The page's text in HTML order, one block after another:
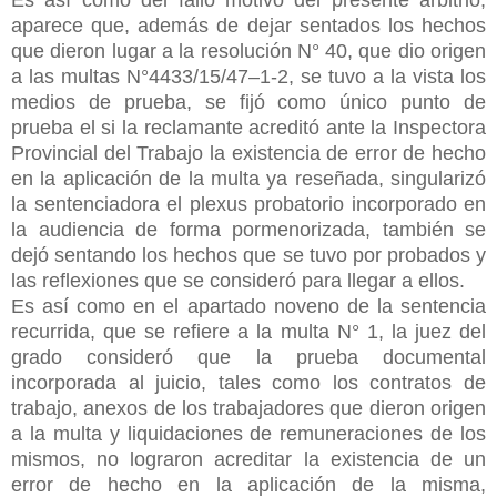
aparece que, además de dejar sentados los hechos
que dieron lugar a la resolución N° 40, que dio origen
a las multas N°4433/15/47–1-2, se tuvo a la vista los
medios de prueba, se fijó como único punto de
prueba el si la reclamante acreditó ante la Inspectora
Provincial del Trabajo la existencia de error de hecho
en la aplicación de la multa ya reseñada, singularizó
la sentenciadora el plexus probatorio incorporado en
la audiencia de forma pormenorizada, también se
dejó sentando los hechos que se tuvo por probados y
las reflexiones que se consideró para llegar a ellos.
Es así como en el apartado noveno de la sentencia
recurrida, que se refiere a la multa N° 1, la juez del
grado consideró que la prueba documental
incorporada al juicio, tales como los contratos de
trabajo, anexos de los trabajadores que dieron origen
a la multa y liquidaciones de remuneraciones de los
mismos, no lograron acreditar la existencia de un
error de hecho en la aplicación de la misma,